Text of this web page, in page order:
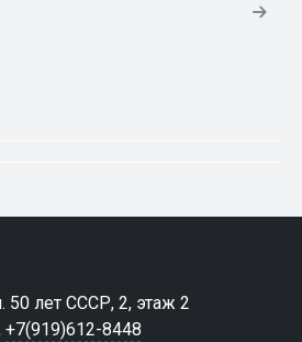
50 лет СССР, 2, этаж 2
+7(919)612-8448